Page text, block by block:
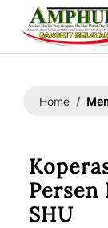
Home
Persen
SHU